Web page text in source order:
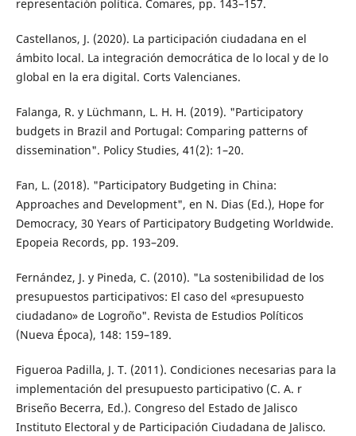
representación política. Comares, pp. 143–157.
Castellanos, J. (2020). La participación ciudadana en el
ámbito local. La integración democrática de lo local y de lo
global en la era digital. Corts Valencianes.
Falanga, R. y Lüchmann, L. H. H. (2019). "Participatory
budgets in Brazil and Portugal: Comparing patterns of
dissemination". Policy Studies, 41(2): 1–20.
Fan, L. (2018). "Participatory Budgeting in China:
Approaches and Development", en N. Dias (Ed.), Hope for
Democracy, 30 Years of Participatory Budgeting Worldwide.
Epopeia Records, pp. 193–209.
Fernández, J. y Pineda, C. (2010). "La sostenibilidad de los
presupuestos participativos: El caso del «presupuesto
ciudadano» de Logroño". Revista de Estudios Políticos
(Nueva Época), 148: 159–189.
Figueroa Padilla, J. T. (2011). Condiciones necesarias para la
implementación del presupuesto participativo (C. A. r
Briseño Becerra, Ed.). Congreso del Estado de Jalisco
Instituto Electoral y de Participación Ciudadana de Jalisco.